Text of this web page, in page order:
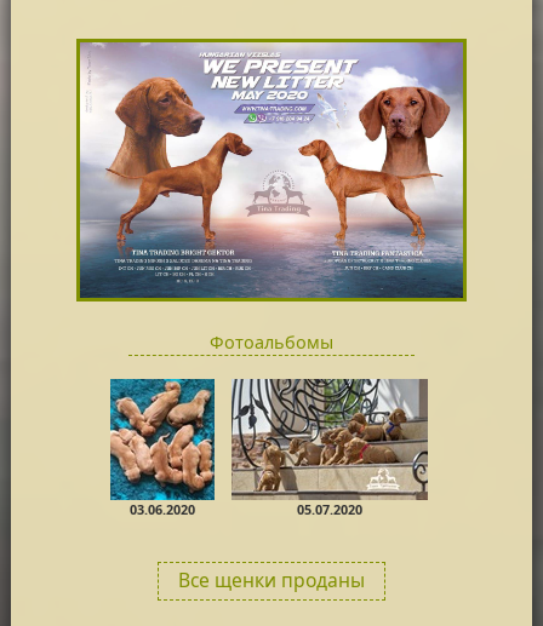
Фотоальбомы
03.06.2020 05.07.2020
Все щенки проданы